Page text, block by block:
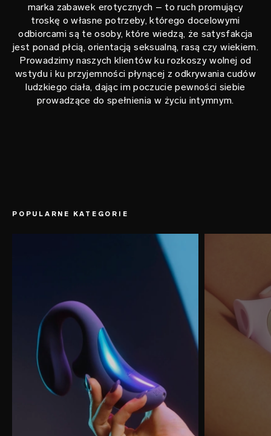
marka zabawek erotycznych – to ruch promujący
troskę o własne potrzeby, którego docelowymi
odbiorcami są te osoby, które wiedzą, że satysfakcja
jest ponad płcią, orientacją seksualną, rasą czy wiekiem.
Prowadzimy naszych klientów ku rozkoszy wolnej od
wstydu i ku przyjemności płynącej z odkrywania cudów
ludzkiego ciała, dając im poczucie pewności siebie
prowadzące do spełnienia w życiu intymnym.
POPULARNE KATEGORIE